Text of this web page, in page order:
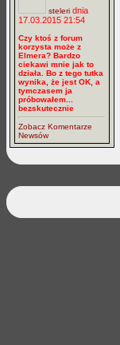
steleri dnia
17.03.2015 21:54
Czy ktoś z forum
korzysta może z
Elmera? Bardzo
ciekawi mnie jak to
działa. Bo z tego tutka
wynika, że jest OK, a
tymczasem ja
próbowałem...
bezskutecznie
Zobacz Komentarze
Newsów